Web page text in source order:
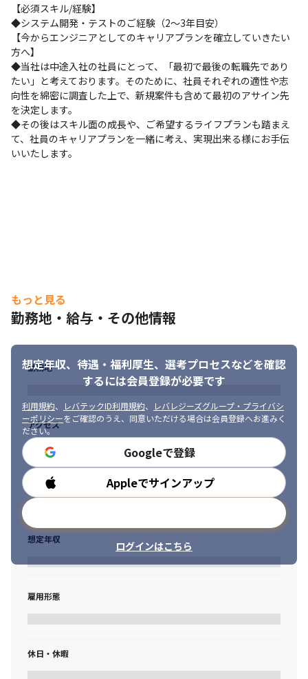
【必須スキル/経験】
◆システム開発・テストのご経験（2～3年目安）
【今からエンジニアとしてのキャリアプランを確立していきたい
方へ】
◆当社は中途入社の社員にとって、「最初で最後の転職先であり
たい」と考えております。そのために、社員それぞれの適性や志
向性を綿密に調査した上で、新規案件も含めて最初のアサイン先
を決定します。
◆その後はスキル面の成長や、ご希望するライフプランも踏まえ
て、社員のキャリアプランを一緒に考え、実現出来る様にお手伝
いいたします。
もっと見る
勤務地・給与・その他情報
想定年収、待遇・福利厚生、 選考プロセスなどを確認
するには会員登録が必要です
利用規約、 レバテックID利用規約、
レバレジーズグループ・プライバシ
ーポリシーをご確認のうえ、同意いただける場合は会員登録へお進みく
ださい。
Googleで登録
Appleでサインアップ
ログインはこちら
勤務地
アクセス
勤務時間
想定年収
雇用形態
休日・休暇